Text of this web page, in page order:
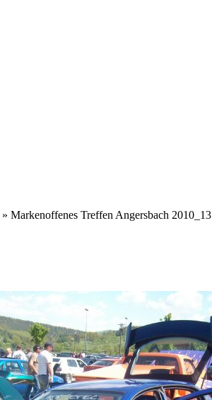
» Markenoffenes Treffen Angersbach 2010_13